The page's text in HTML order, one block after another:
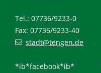
Tel.: 07736/9233-0
Fax: 07736/9233-40
stadt@tengen.de
*ib*facebook*ib*